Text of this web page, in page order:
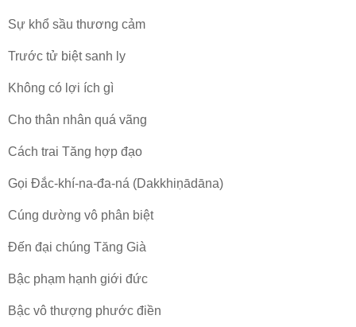
Sự khổ sầu thương cảm
Trước tử biệt sanh ly
Không có lợi ích gì
Cho thân nhân quá vãng
Cách trai Tăng hợp đạo
Gọi Ðắc-khí-na-đa-ná (Dakkhiṇādāna)
Cúng dường vô phân biệt
Ðến đại chúng Tăng Già
Bậc phạm hạnh giới đức
Bậc vô thượng phước điền